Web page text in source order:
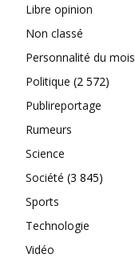
Libre opinion
Non classé
Personnalité du mois
Politique (2 572)
Publireportage
Rumeurs
Science
Société (3 845)
Sports
Technologie
Vidéo